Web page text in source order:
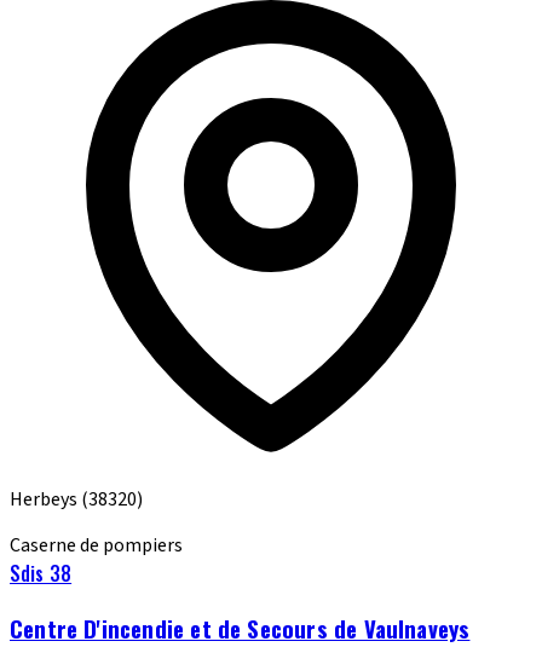
Herbeys (38320)
Caserne de pompiers
Sdis 38
Centre D'incendie et de Secours de Vaulnaveys